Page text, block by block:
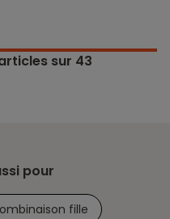
sur 43
pour
fille